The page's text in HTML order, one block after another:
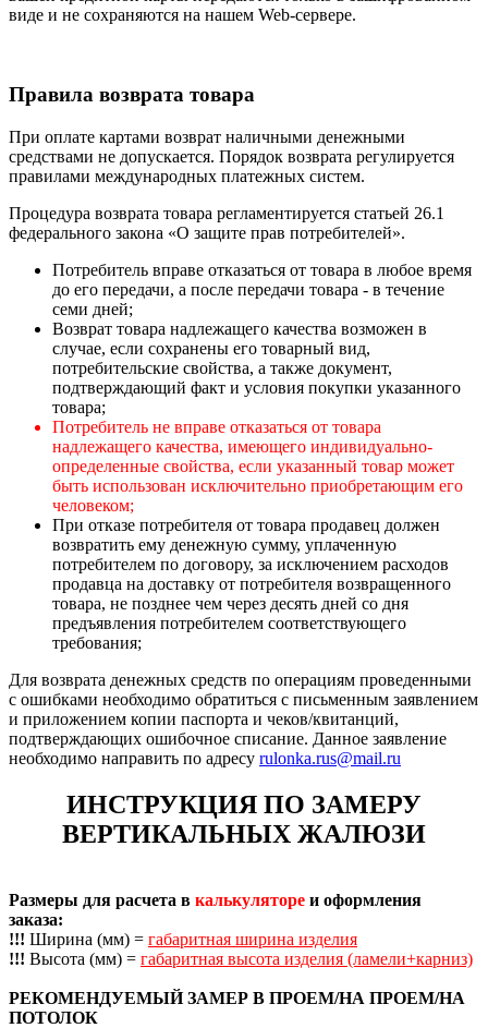
виде и не сохраняются на нашем Web-сервере.
Правила возврата товара
При оплате картами возврат наличными денежными
средствами не допускается. Порядок возврата регулируется
правилами международных платежных систем.
Процедура возврата товара регламентируется статьей 26.1
федерального закона «О защите прав потребителей».
Потребитель вправе отказаться от товара в любое время
до его передачи, а после передачи товара - в течение
семи дней;
Возврат товара надлежащего качества возможен в
случае, если сохранены его товарный вид,
потребительские свойства, а также документ,
подтверждающий факт и условия покупки указанного
товара;
Потребитель не вправе отказаться от товара
надлежащего качества, имеющего индивидуально-
определенные свойства, если указанный товар может
быть использован исключительно приобретающим его
человеком;
При отказе потребителя от товара продавец должен
возвратить ему денежную сумму, уплаченную
потребителем по договору, за исключением расходов
продавца на доставку от потребителя возвращенного
товара, не позднее чем через десять дней со дня
предъявления потребителем соответствующего
требования;
Для возврата денежных средств по операциям проведенными
с ошибками необходимо обратиться с письменным заявлением
и приложением копии паспорта и чеков/квитанций,
подтверждающих ошибочное списание. Данное заявление
необходимо направить по адресу rulonka.rus@mail.ru
ИНСТРУКЦИЯ ПО ЗАМЕРУ
ВЕРТИКАЛЬНЫХ ЖАЛЮЗИ
Размеры для расчета в калькуляторе и оформления
заказа:
!!! Ширина (мм) = габаритная ширина изделия
!!! Высота (мм) = габаритная высота изделия (ламели+карниз)
РЕКОМЕНДУЕМЫЙ ЗАМЕР В ПРОЕМ/НА ПРОЕМ/НА
ПОТОЛОК